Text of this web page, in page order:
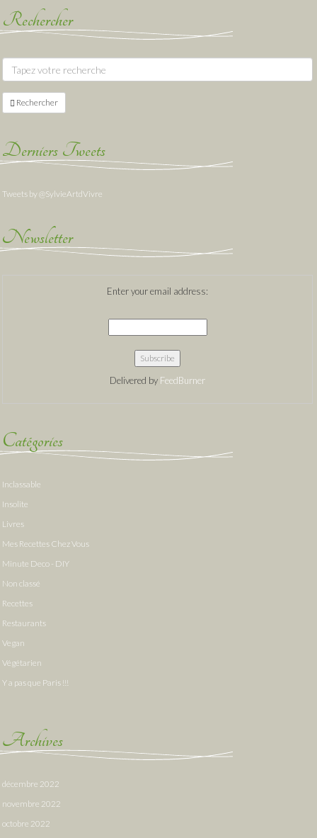
Rechercher
Rechercher
Derniers Tweets
Tweets by @SylvieArtdVivre
Newsletter
Enter your email address:
Delivered by FeedBurner
Catégories
Inclassable
Insolite
Livres
Mes Recettes Chez Vous
Minute Deco - DIY
Non classé
Recettes
Restaurants
Vegan
Végétarien
Y a pas que Paris !!!
Archives
décembre 2022
novembre 2022
octobre 2022